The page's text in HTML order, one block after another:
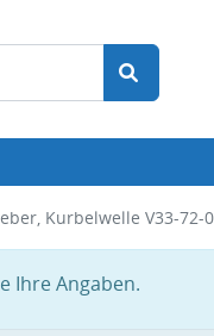
Kurbelwelle V33-
Ihre Angaben.